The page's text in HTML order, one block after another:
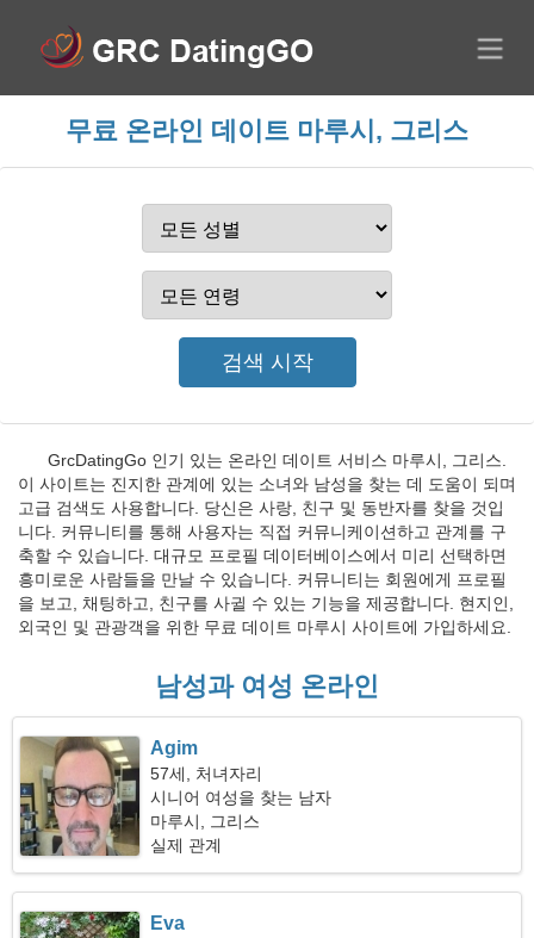
무료 온라인 데이트 마루시, 그리스
GrcDatingGo 인기 있는 온라인 데이트 서비스 마루시, 그리스.
이 사이트는 진지한 관계에 있는 소녀와 남성을 찾는 데 도움이 되며
고급 검색도 사용합니다. 당신은 사랑, 친구 및 동반자를 찾을 것입
니다. 커뮤니티를 통해 사용자는 직접 커뮤니케이션하고 관계를 구
축할 수 있습니다. 대규모 프로필 데이터베이스에서 미리 선택하면
흥미로운 사람들을 만날 수 있습니다. 커뮤니티는 회원에게 프로필
을 보고, 채팅하고, 친구를 사귈 수 있는 기능을 제공합니다. 현지인,
외국인 및 관광객을 위한 무료 데이트 마루시 사이트에 가입하세요.
남성과 여성 온라인
Agim
57세, 처녀자리
시니어 여성을 찾는 남자
마루시, 그리스
실제 관계
Eva